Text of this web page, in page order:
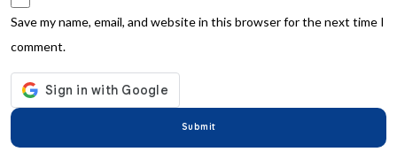
Save my name, email, and website in this browser for the next time I
comment.